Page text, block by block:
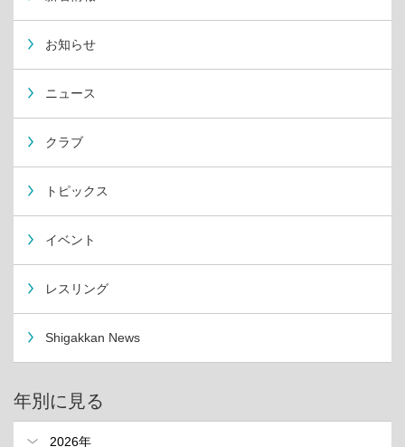
お知らせ
ニュース
クラブ
トピックス
イベント
レスリング
Shigakkan News
年別に見る